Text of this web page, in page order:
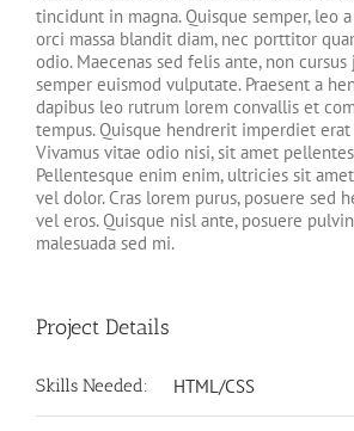
tincidunt in magna. Quisque semper, leo
orci massa blandit diam, nec porttitor
odio. Maecenas sed felis ante, non cursus
semper euismod vulputate. Praesent a
dapibus leo rutrum lorem convallis et
tempus. Quisque hendrerit imperdiet
Vivamus vitae odio nisi, sit amet
Pellentesque enim enim, ultricies sit
vel dolor. Cras lorem purus, posuere sed
vel eros. Quisque nisl ante, posuere
malesuada sed mi.
Project Details
Skills Needed: HTML/CSS